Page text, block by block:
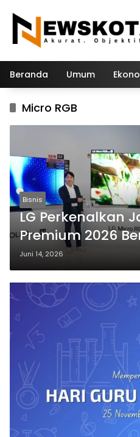
konten
Beranda Umum
Micro RGB
Bisnis
LG Perkenalkan
Premium 2026
Personal, Dipimpin
dan Teknologi
Juni 14, 2026